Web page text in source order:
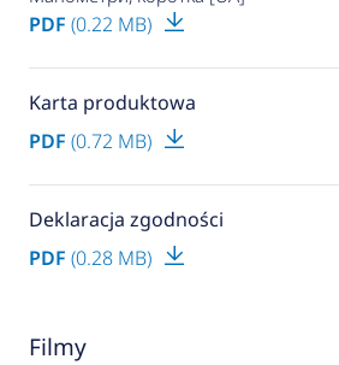
PDF (0.22 MB)
Karta produktowa
PDF (0.72 MB)
Deklaracja zgodności
PDF (0.28 MB)
Filmy